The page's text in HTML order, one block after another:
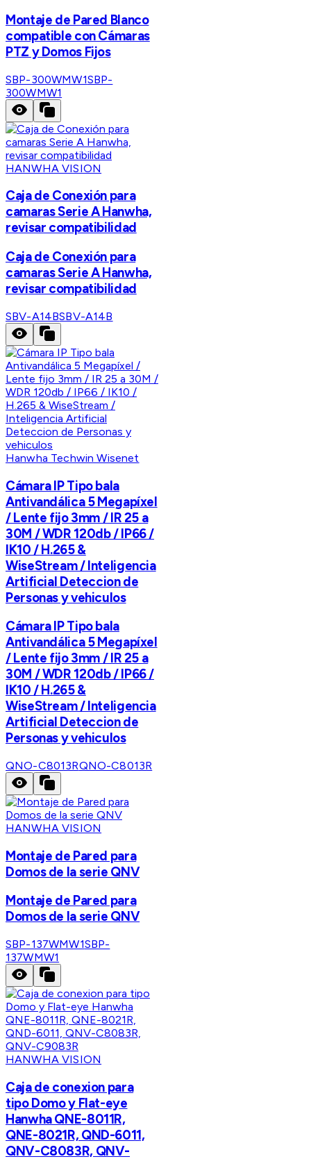
Montaje de Pared Blanco
compatible con Cámaras
PTZ y Domos Fijos
SBP-300WMW1SBP-
300WMW1
HANWHA VISION
Caja de Conexión para
camaras Serie A Hanwha,
revisar compatibilidad
Caja de Conexión para
camaras Serie A Hanwha,
revisar compatibilidad
SBV-A14BSBV-A14B
Hanwha Techwin Wisenet
Cámara IP Tipo bala
Antivandálica 5 Megapíxel
/ Lente fijo 3mm / IR 25 a
30M / WDR 120db / IP66 /
IK10 / H.265 &
WiseStream / Inteligencia
Artificial Deteccion de
Personas y vehiculos
Cámara IP Tipo bala
Antivandálica 5 Megapíxel
/ Lente fijo 3mm / IR 25 a
30M / WDR 120db / IP66 /
IK10 / H.265 &
WiseStream / Inteligencia
Artificial Deteccion de
Personas y vehiculos
QNO-C8013RQNO-C8013R
HANWHA VISION
Montaje de Pared para
Domos de la serie QNV
Montaje de Pared para
Domos de la serie QNV
SBP-137WMW1SBP-
137WMW1
HANWHA VISION
Caja de conexion para
tipo Domo y Flat-eye
Hanwha QNE-8011R,
QNE-8021R, QND-6011,
QNV-C8083R, QNV-